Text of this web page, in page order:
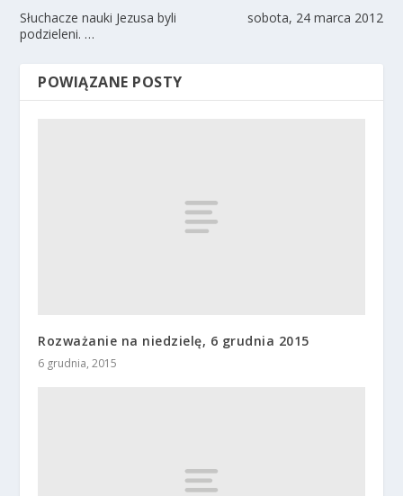
Słuchacze nauki Jezusa byli
podzieleni. …
sobota, 24 marca 2012
POWIĄZANE POSTY
Rozważanie na niedzielę, 6 grudnia 2015
6 grudnia, 2015